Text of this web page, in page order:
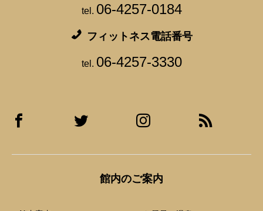
tel. 06-4257-0184
フィットネス電話番号
tel. 06-4257-3330
館内のご案内